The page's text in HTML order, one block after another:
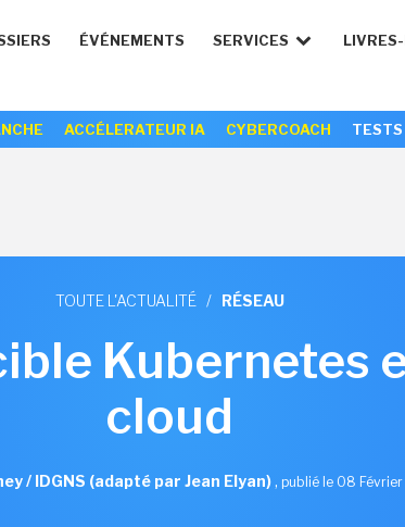
ÉVÉNEMENTS SERVICES
ACCÉLERATEUR IA CYBERCOACH TESTS
TOUTE L'ACTUALITÉ / RÉSEAU
Kubernetes
cloud
/ IDGNS (adapté par Jean Elyan), publié le 08